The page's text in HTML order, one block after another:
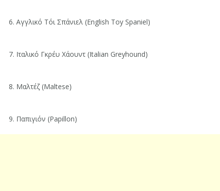
6. Αγγλικό Τόι Σπάνιελ (English Toy Spaniel)
7. Ιταλικό Γκρέυ Χάουντ (Italian Greyhound)
8. Μαλτέζ (Maltese)
9. Παπιγιόν (Papillon)